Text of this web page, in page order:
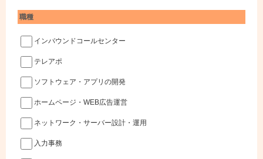
職種
インバウンドコールセンター
テレアポ
ソフトウェア・アプリの開発
ホームページ・WEB広告運営
ネットワーク・サーバー設計・運用
入力事務